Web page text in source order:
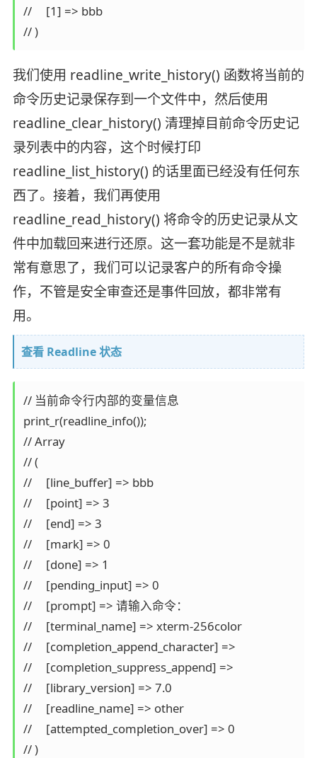
//     [1] => bbb
// )
我们使用 readline_write_history() 函数将当前的
命令历史记录保存到一个文件中，然后使用
readline_clear_history() 清理掉目前命令历史记
录列表中的内容，这个时候打印
readline_list_history() 的话里面已经没有任何东
西了。接着，我们再使用
readline_read_history() 将命令的历史记录从文
件中加载回来进行还原。这一套功能是不是就非
常有意思了，我们可以记录客户的所有命令操
作，不管是安全审查还是事件回放，都非常有
用。
查看 Readline 状态
// 当前命令行内部的变量信息
print_r(readline_info());
// Array
// (
//     [line_buffer] => bbb
//     [point] => 3
//     [end] => 3
//     [mark] => 0
//     [done] => 1
//     [pending_input] => 0
//     [prompt] => 请输入命令：
//     [terminal_name] => xterm-256color
//     [completion_append_character] =>
//     [completion_suppress_append] =>
//     [library_version] => 7.0
//     [readline_name] => other
//     [attempted_completion_over] => 0
// )